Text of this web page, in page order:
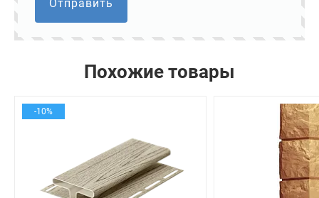
Отправить
Похожие товары
-10%